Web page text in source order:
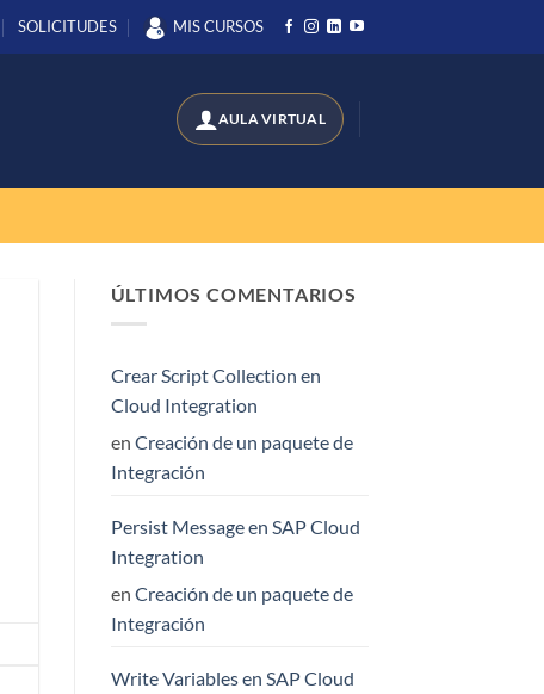
SOLICITUDES MIS CURSOS
ÚLTIMOS COMENTARIOS
Crear Script Collection en
Cloud Integration
en Creación de un paquete de
Integración
Persist Message en SAP Cloud
Integration
en Creación de un paquete de
Integración
Write Variables en SAP Cloud